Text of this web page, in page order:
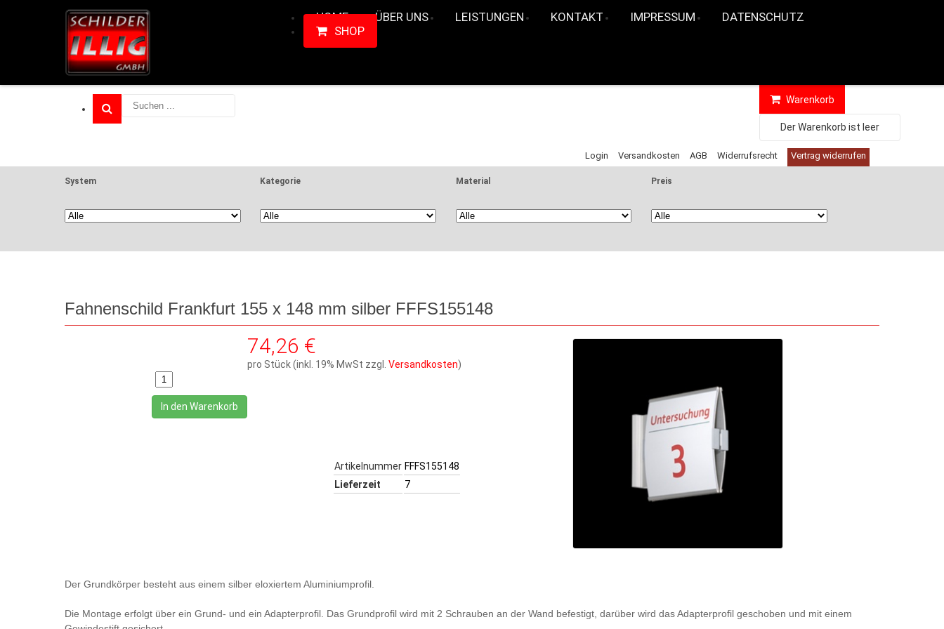
Warenkorb
Der Warenkorb ist leer
Login Versandkosten AGB Widerrufsrecht Vertrag widerrufen
HOME ÜBER UNS LEISTUNGEN KONTAKT IMPRESSUM
DATENSCHUTZ
SHOP
System Kategorie Material Preis
Fahnenschild Frankfurt 155 x 148 mm silber FFFS155148
74,26 €
pro Stück (inkl. 19% MwSt zzgl. Versandkosten)
In den Warenkorb
Artikelnummer FFFS155148
Lieferzeit
7
Der Grundkörper besteht aus einem silber eloxiertem Aluminiumprofil.
Die Montage erfolgt über ein Grund- und ein Adapterprofil. Das Grundprofil wird mit 2 Schrauben an der Wand befestigt, darüber wird das Adapterprofil geschoben und mit einem